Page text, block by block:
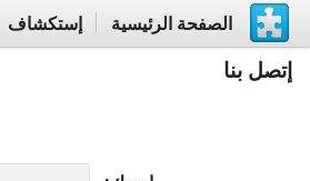
الصفحة الرئيسية إستكشاف
إتصل بنا